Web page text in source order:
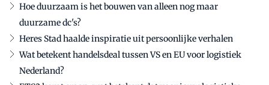
Hoe duurzaam is het bouwen van alleen nog maar
duurzame dc's?
Heres Stad haalde inspiratie uit persoonlijke verhalen
Wat betekent handelsdeal tussen VS en EU voor logistiek
Nederland?